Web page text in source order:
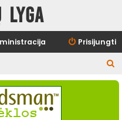
lyga
Prisijungti
e